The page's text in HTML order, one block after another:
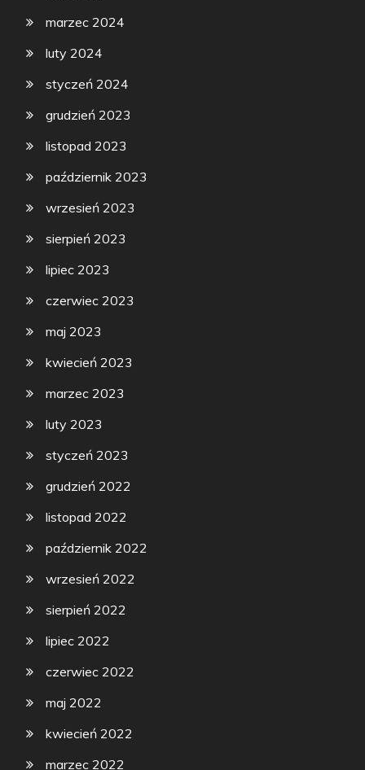
marzec 2024
luty 2024
styczeń 2024
grudzień 2023
listopad 2023
październik 2023
wrzesień 2023
sierpień 2023
lipiec 2023
czerwiec 2023
maj 2023
kwiecień 2023
marzec 2023
luty 2023
styczeń 2023
grudzień 2022
listopad 2022
październik 2022
wrzesień 2022
sierpień 2022
lipiec 2022
czerwiec 2022
maj 2022
kwiecień 2022
marzec 2022